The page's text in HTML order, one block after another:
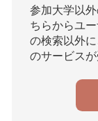
参加大学以
ちらからユ
の検索以外
のサービスが